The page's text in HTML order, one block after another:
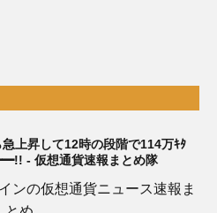
急上昇して12時の段階で114万ｷﾀ
仮想通貨速報まとめ隊
ンの仮想通貨ニュース速報ま